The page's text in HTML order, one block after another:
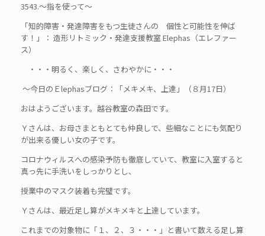
3543.～指を使って～
「知的障害・発達障害をもつ生徒さんの 個性と可能性を伸ば
す！」： 造形リトミック・発達支援教室 Elephas（エレファー
ス）
・・・明るく、楽しく、さわやかに・・・
～今日のＥlephasブログ：「メキメキ、上達」（８月17日）
おはようございます。越谷教室の森田です。
Ｙさんは、お母さまともとても仲良しで、些細なことにも気配り
が出来る優しい女の子です。
コロナウィルスへの感染予防も徹底していて、教室に入室すると
真っ先に手洗いをしっかりとし、
授業中のマスク装着も完璧です。
Ｙさんは、最近足し算がメキメキと上達しています。
これまでの対象物に「１、２、３・・・」と書いて数える足し算